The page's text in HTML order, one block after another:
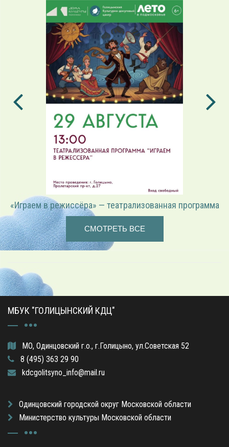
«Играем в режиссёра» — театрализованная программа
СМОТРЕТЬ ВСЕ
МБУК "ГОЛИЦЫНСКИЙ КДЦ"
МО, Одинцовский г.о., г.Голицыно, ул.Советская 52
8 (495) 363 29 90
kdcgolitsyno_info@mail.ru
Одинцовский городской округ Московской области
Министерство культуры Московской области